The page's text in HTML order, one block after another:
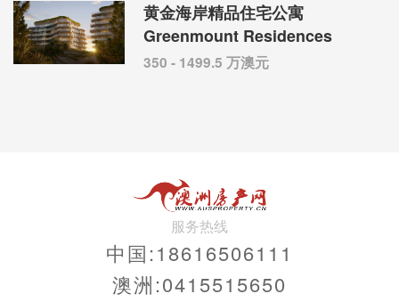
黄金海岸精品住宅公寓
Greenmount Residences
350 - 1499.5 万澳元
服务热线
中国:18616506111
澳洲:0415515650